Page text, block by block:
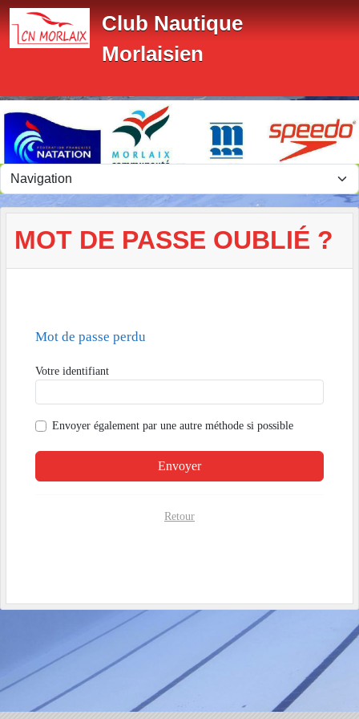
Club Nautique
Morlaisien
MOT DE PASSE OUBLIÉ ?
Mot de passe perdu
Votre identifiant
Envoyer également par une autre méthode si possible
Envoyer
Retour
Panneau de gestion des cookies